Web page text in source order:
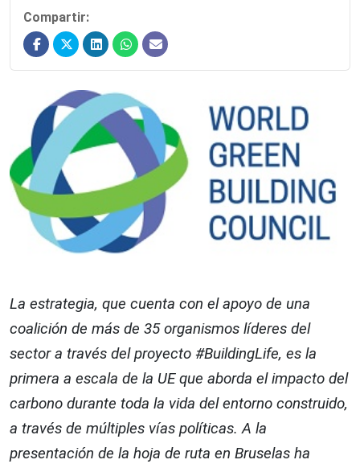
Compartir:
La estrategia, que cuenta con el apoyo de una
coalición de más de 35 organismos líderes del
sector a través del proyecto #BuildingLife, es la
primera a escala de la UE que aborda el impacto del
carbono durante toda la vida del entorno construido,
a través de múltiples vías políticas. A la
presentación de la hoja de ruta en Bruselas ha